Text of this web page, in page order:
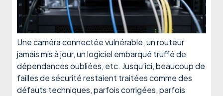
Une caméra connectée vulnérable, un routeur
jamais mis à jour, un logiciel embarqué truffé de
dépendances oubliées, etc. Jusqu’ici, beaucoup de
failles de sécurité restaient traitées comme des
défauts techniques, parfois corrigées, parfois